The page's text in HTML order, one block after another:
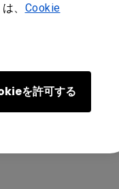
、 Cookie
を許可する
プレビュ